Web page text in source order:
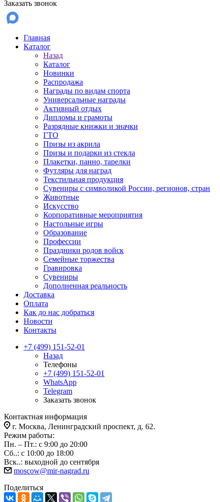
Заказать звонок
Главная
Каталог
Назад
Каталог
Новинки
Распродажа
Награды по видам спорта
Универсальные награды
Активный отдых
Дипломы и грамоты
Разрядные книжки и значки
ГТО
Призы из акрила
Призы и подарки из стекла
Плакетки, панно, тарелки
Футляры для наград
Текстильная продукция
Сувениры с символикой России, регионов, стран
Животные
Искусство
Корпоративные мероприятия
Настольные игры
Образование
Профессии
Праздники родов войск
Семейные торжества
Гравировка
Сувениры
Дополненная реальность
Доставка
Оплата
Как до нас добраться
Новости
Контакты
+7 (499) 151-52-01
Назад
Телефоны
+7 (499) 151-52-01
WhatsApp
Telegram
Заказать звонок
Контактная информация
г. Москва, Ленинградский проспект, д. 62.
Режим работы:
Пн. – Пт.: с 9:00 до 20:00
Сб..: с 10:00 до 18:00
Вск..: выходной до сентября
moscow@mir-nagrad.ru
Поделиться